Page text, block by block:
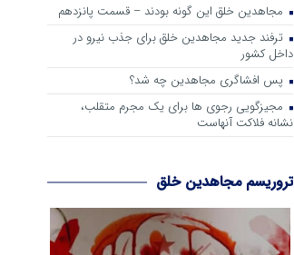
مجاهدین خلق این گونه بودند – قسمت پانزدهم
ترفند جدید مجاهدین خلق برای جذب نیرو در
داخل کشور
پس افشاگری مجاهدین چه شد؟
مجیزگویی رجوی ها برای یک مجرم متقلب،
نشانه فلاکت آنهاست
تروریسم مجاهدین خلق